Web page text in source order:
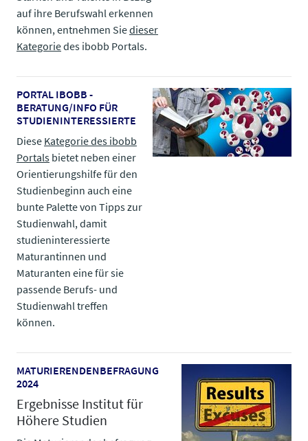
auf ihre Berufswahl erkennen
können, entnehmen Siedieser
Kategorie​​​​​​​ des ibobb Portals.
PORTAL IBOBB -
BERATUNG/INFO FÜR
STUDIENINTERESSIERTE
Diese Kategorie des ibobb
Portals ​​​​​​​ bietet neben einer
Orientierungshilfe für den
Studienbeginn auch eine
bunte Palette von Tipps zur
Studienwahl, damit
studieninteressierte
Maturantinnen und
Maturanten eine für sie
passende Berufs- und
Studienwahl treffen
können.
MATURIERENDENBEFRAGUNG
2024
Ergebnisse Institut für
Höhere Studien